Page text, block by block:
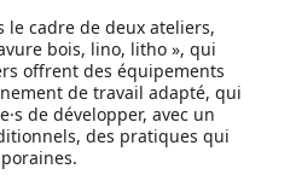
le cadre de deux ateliers,
bois, lino, litho », qui
offrent des équipements
de travail adapté, qui
de développer, avec un
des pratiques qui